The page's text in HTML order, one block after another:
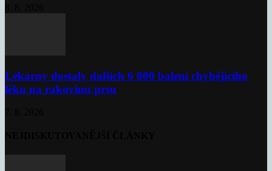
Lékárny dostaly dalších 6 000 balení chybějícího
léku na rakovinu prsu